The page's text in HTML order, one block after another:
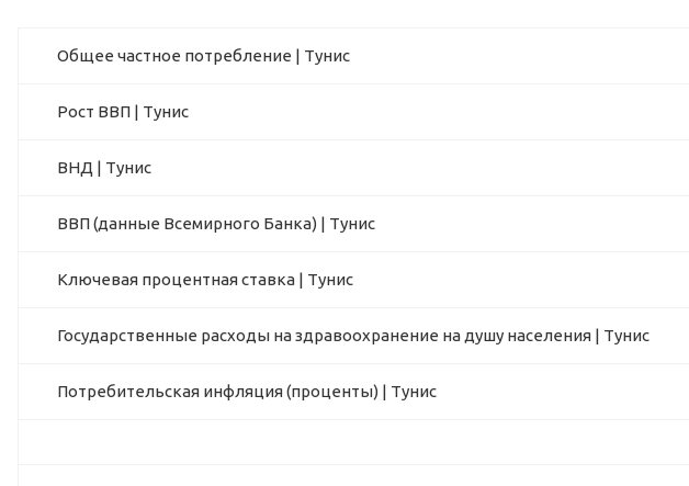
Общее частное потребление | Тунис
Рост ВВП | Тунис
ВНД | Тунис
ВВП (данные Всемирного Банка) | Тунис
Ключевая процентная ставка | Тунис
Государственные расходы на здравоохранение на душу населения | Тунис
Потребительская инфляция (проценты) | Тунис